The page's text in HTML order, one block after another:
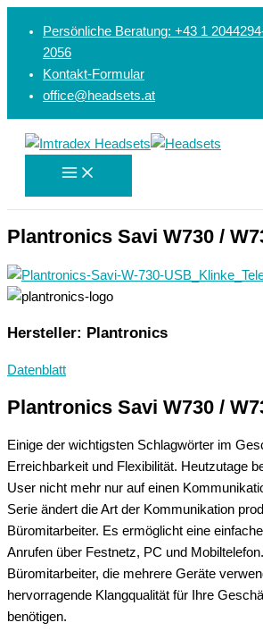
Zum
Inhalt
springen
Persönliche Beratung: +43 1
2056
Kontakt-Formular
office@headsets.at
Plantronics Savi W730 /
Hersteller: Plantronics
Datenblatt
Plantronics Savi W730 /
Einige der wichtigsten Schlagwörter im
Erreichbarkeit und Flexibilität. Heutzutage
User nicht mehr nur auf einen
Serie ändert die Art der Kommunikation
Büromitarbeiter. Es ermöglicht eine
Anrufen über Festnetz, PC und
Büromitarbeiter, die mehrere Geräte
hervorragende Klangqualität für Ihre
benötigen.
Suchen
nach:
Search...